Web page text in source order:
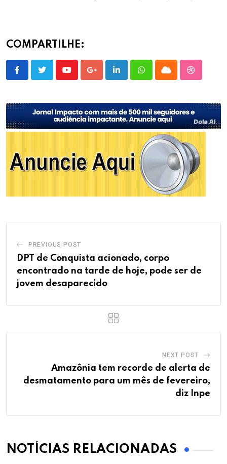
COMPARTILHE:
YoutubeGoogle+LinkedInWhatsappCloud
PREVIOUS POST
DPT de Conquista acionado, corpo
encontrado na tarde de hoje, pode ser de
jovem desaparecido
NEXT POST
Amazônia tem recorde de alerta de
desmatamento para um mês de fevereiro,
diz Inpe
NOTÍCIAS RELACIONADAS